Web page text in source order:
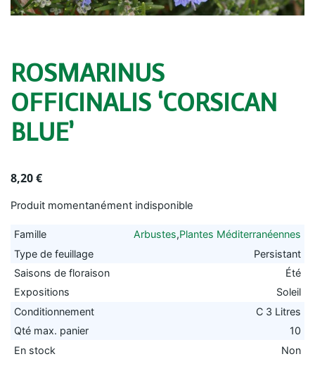
ROSMARINUS
OFFICINALIS ‘CORSICAN
BLUE’
8,20€
Produit momentanément indisponible
Famille Arbustes,Plantes Méditerranéennes
Type de feuillage
Persistant
Saisons de floraison
Été
Expositions
Soleil
Conditionnement
C 3 Litres
Qté max. panier
10
En stock
Non